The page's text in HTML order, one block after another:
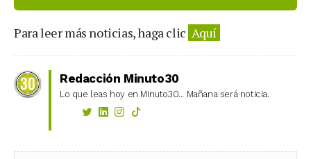
Para leer más noticias, haga clic Aquí
Redacción Minuto30
Lo que leas hoy en Minuto30... Mañana será noticia.